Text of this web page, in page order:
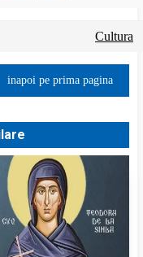
Cultura
inapoi pe prima pagina